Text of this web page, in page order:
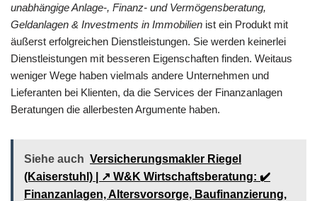
unabhängige Anlage-, Finanz- und Vermögensberatung,
Geldanlagen & Investments in Immobilien ist ein Produkt mit
äußerst erfolgreichen Dienstleistungen. Sie werden keinerlei
Dienstleistungen mit besseren Eigenschaften finden. Weitaus
weniger Wege haben vielmals andere Unternehmen und
Lieferanten bei Klienten, da die Services der Finanzanlagen
Beratungen die allerbesten Argumente haben.
Siehe auch Versicherungsmakler Riegel
(Kaiserstuhl) | ↗️ W&K Wirtschaftsberatung: ✔️
Finanzanlagen, Altersvorsorge, Baufinanzierung,